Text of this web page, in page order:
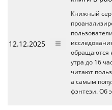
12.12.2025
Книжный
обращаются
утра до 16
читают
а самым
фэнтези. Об